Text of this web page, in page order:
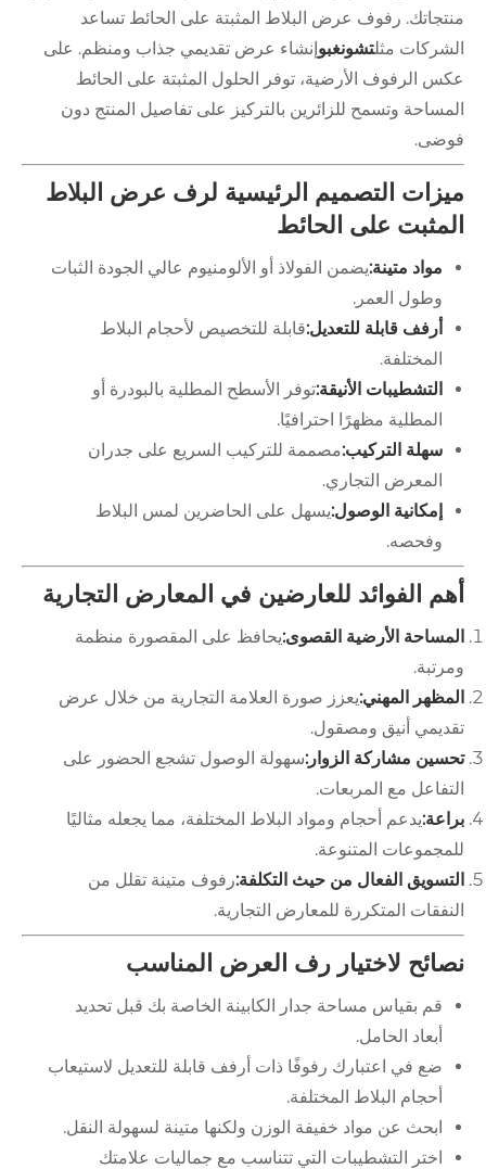
رفوف عرض البلاط المثبتة على الحائط تساعد
مثلتشونغبوإنشاء عرض تقديمي جذاب ومنظم. على
الرفوف الأرضية، توفر الحلول المثبتة على الحائط
وتسمح للزائرين بالتركيز على تفاصيل المنتج دون
التصميم الرئيسية لرف عرض البلاط
على الحائط
مواد متينة:يضمن الفولاذ أو الألومنيوم عالي الجودة الثبات
وطول العمر.
أرفف قابلة للتعديل:قابلة للتخصيص لأحجام البلاط
المختلفة.
التشطيبات الأنيقة:توفر الأسطح المطلية بالبودرة أو
المطلية مظهرًا احترافيًا.
سهلة التركيب:مصممة للتركيب السريع على جدران
المعرض التجاري.
إمكانية الوصول:يسهل على الحاضرين لمس البلاط
وفحصه.
الفوائد للعارضين في المعارض التجارية
الأرضية القصوى:يحافظ على المقصورة منظمة
المهني:يعزز صورة العلامة التجارية من خلال عرض
أنيق ومصقول.
مشاركة الزوار:سهولة الوصول تشجع الحضور على
مع المربعات.
يدعم أحجام ومواد البلاط المختلفة، مما يجعله مثاليًا
المتنوعة.
الفعال من حيث التكلفة:رفوف متينة تقلل من
المتكررة للمعارض التجارية.
لاختيار رف العرض المناسب
قم بقياس مساحة جدار الكابينة الخاصة بك قبل تحديد
أبعاد الحامل.
ضع في اعتبارك رفوفًا ذات أرفف قابلة للتعديل لاستيعاب
أحجام البلاط المختلفة.
ابحث عن مواد خفيفة الوزن ولكنها متينة لسهولة النقل.
اختر التشطيبات التي تتناسب مع جماليات علامتك